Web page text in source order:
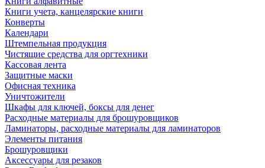
Книги учета, канцелярские книги
Конверты
Календари
Штемпельная продукция
Чистящие средства для оргтехники
Кассовая лента
Защитные маски
Офисная техника
Уничтожители
Шкафы для ключей, боксы для денег
Расходные материалы для брошуровщиков
Ламинаторы, расходные материалы для ламинаторов
Элементы питания
Брошуровщики
Аксессуары для резаков